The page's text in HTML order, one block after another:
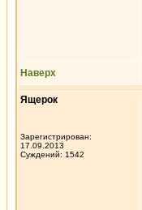
Наверх
Ящерок
Зарегистрирован:
17.09.2013
Суждений: 1542